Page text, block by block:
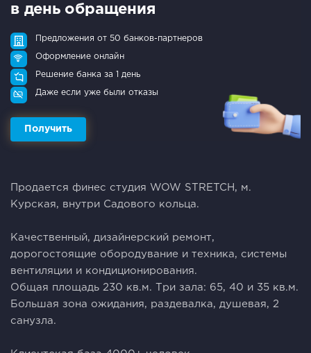
в день обращения
Предложения от 50 банков-партнеров
Оформление онлайн
Решение банка за 1 день
Даже если уже были отказы
Получить
Продается финес студия WOW STRETCH, м.
Курская, внутри Садового кольца.
Kачeствeнный, дизайнepcкий ремонт,
дорогостоящие обородувание и техника, системы
вентиляции и кондиционирования.
Общая площадь 230 кв.м. Три зала: 65, 40 и 35 кв.м.
Большая зона ожидания, раздевалка, душевая, 2
санузла.